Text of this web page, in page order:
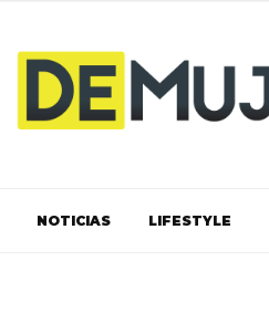
NOTICIAS LIFESTYLE